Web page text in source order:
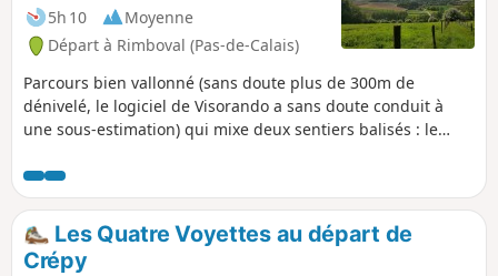
5h 10
Moyenne
Départ à Rimboval (Pas-de-Calais)
Parcours bien vallonné (sans doute plus de 300m de
dénivelé, le logiciel de Visorando a sans doute conduit à
une sous-estimation) qui mixe deux sentiers balisés : le
Neuvaine à Embry. Après un départ en forêt, on termine sur
le plateau au milieu des cultures.
Les Quatre Voyettes au départ de
Crépy